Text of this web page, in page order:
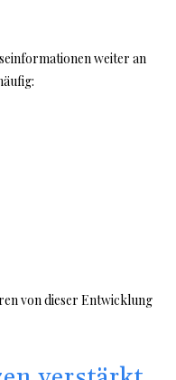
weiter an
von dieser Entwicklung